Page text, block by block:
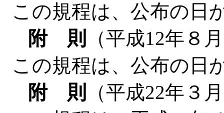
この規程は、公布の日
附 則
（平成12年８
この規程は、公布の日
附 則
（平成22年３